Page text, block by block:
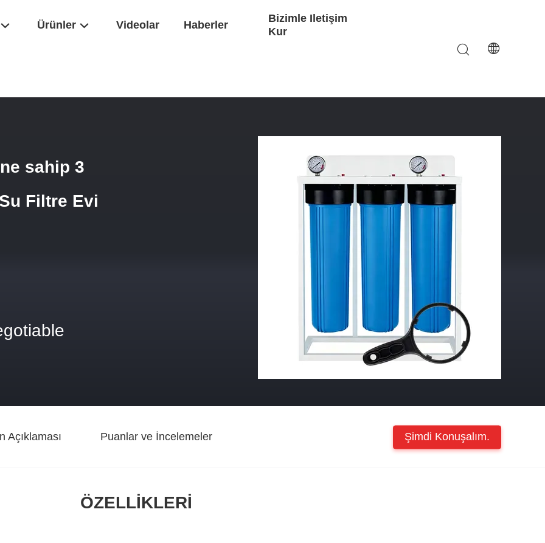
Ürünler Videolar Haberler
Bizimle Iletişim
Kur
sahip 3
Filtre Evi
Açıklaması Puanlar ve İncelemeler Şimdi Konuşalım.
ÖZELLIKLERI